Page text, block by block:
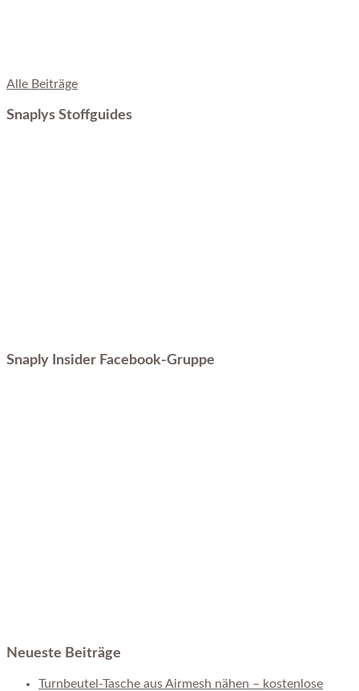
Alle Beiträge
Snaplys Stoffguides
Snaply Insider Facebook-Gruppe
Neueste Beiträge
Turnbeutel-Tasche aus Airmesh nähen – kostenlose